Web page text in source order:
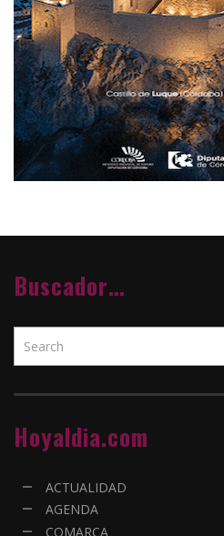
Buscador…
Hoyaldia.com
ACTUALIDAD
AGENDA
COMARCA